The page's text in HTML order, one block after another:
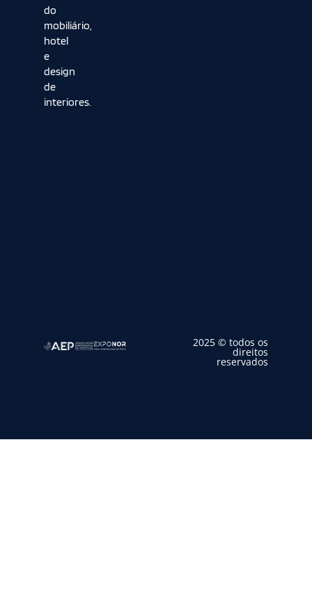
do
mobiliário,
hotel
e
design
de
interiores.
2025 © todos os
direitos
reservados